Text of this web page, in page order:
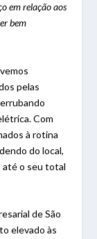
em relação aos
bem
pelas
Com
à rotina
do local,
até o seu total
de São
elevado às